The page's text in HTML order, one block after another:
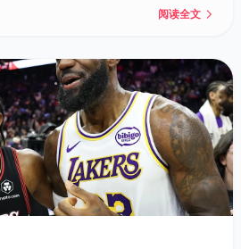
将对阵利物浦，考验即刻到来。
阅读全文